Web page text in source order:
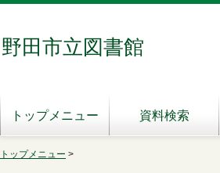
野田市立図書館
トップメニュー 資料検索
トップメニュー >